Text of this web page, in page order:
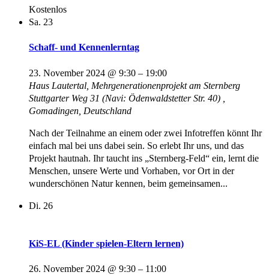
Kostenlos
Sa. 23
Schaff- und Kennenlerntag
23. November 2024 @ 9:30 – 19:00
Haus Lautertal, Mehrgenerationenprojekt am Sternberg
Stuttgarter Weg 31 (Navi: Ödenwaldstetter Str. 40) ,
Gomadingen, Deutschland
Nach der Teilnahme an einem oder zwei Infotreffen könnt Ihr
einfach mal bei uns dabei sein. So erlebt Ihr uns, und das
Projekt hautnah. Ihr taucht ins „Sternberg-Feld“ ein, lernt die
Menschen, unsere Werte und Vorhaben, vor Ort in der
wunderschönen Natur kennen, beim gemeinsamen...
Di. 26
KiS-EL (Kinder spielen-Eltern lernen)
26. November 2024 @ 9:30 – 11:00